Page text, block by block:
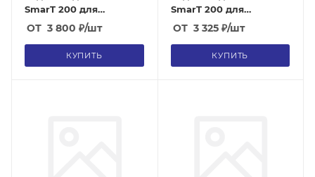
SmarT 200 для
бетонных лотков
(класс D400)
ОТ 3 800 ₽/шт
КУПИТЬ
SmarT 200 для
бетонных лотков
(класс C250)
ОТ 3 325₽/шт
КУПИТЬ